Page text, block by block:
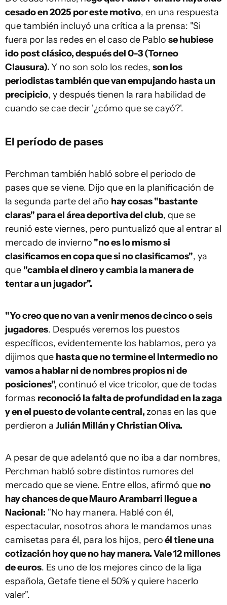
cesado en 2025 por este motivo, en una respuesta
que también incluyó una crítica a la prensa: "Si
fuera por las redes en el caso de Pablo se hubiese
ido post clásico, después del 0-3 (Torneo
Clausura).Y no son solo los redes, son los
periodistas también que van empujando hasta un
precipicio, y después tienen la rara habilidad de
cuando se cae decir '¿cómo que se cayó?'.
El período de pases
Perchman también habló sobre el periodo de
pases que se viene. Dijo que en la planificación de
la segunda parte del año hay cosas "bastante
claras" para el área deportiva del club, que se
reunió este viernes, pero puntualizó que al entrar al
mercado de invierno "no es lo mismo si
clasificamos en copa que si no clasificamos", ya
que "cambia el dinero y cambia la manera de
tentar a un jugador".
"Yo creo que no van a venir menos de cinco o seis
jugadores. Después veremos los puestos
específicos, evidentemente los hablamos, pero ya
dijimos que hasta que no termine el Intermedio no
vamos a hablar ni de nombres propios ni de
posiciones", continuó el vice tricolor, que de todas
formas reconoció la falta de profundidad en la zaga
y en el puesto de volante central, zonas en las que
perdieron a Julián Millán y Christian Oliva.
A pesar de que adelantó que no iba a dar nombres,
Perchman habló sobre distintos rumores del
mercado que se viene. Entre ellos, afirmó que no
hay chances de que Mauro Arambarri llegue a
Nacional: "No hay manera. Hablé con él,
espectacular, nosotros ahora le mandamos unas
camisetas para él, para los hijos, peroél tiene una
cotización hoy que no hay manera. Vale 12 millones
de euros. Es uno de los mejores cinco de la liga
española, Getafe tiene el 50% y quiere hacerlo
valer".